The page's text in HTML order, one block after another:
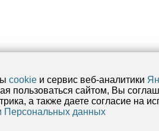
УЧРЕЖДЕНИЕ НАУКИ
cookieи сервис веб-аналитики
сайтом, Вы
а также даете согласие на
Персональных данных